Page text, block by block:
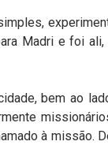
Madri e foi
bem ao
à missão.